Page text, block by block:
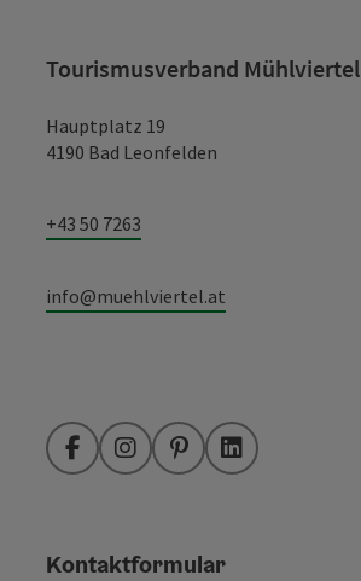
Tourismusverband Mühlviertel
Hauptplatz 19
4190 Bad Leonfelden
+43 50 7263
info@muehlviertel.at
FacebookInstagramPinterestLinkedIn
Kontaktformular